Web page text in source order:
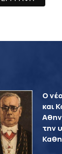
Ο
και
την